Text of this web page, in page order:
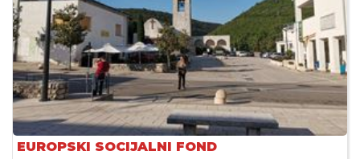
EUROPSKI SOCIJALNI FOND